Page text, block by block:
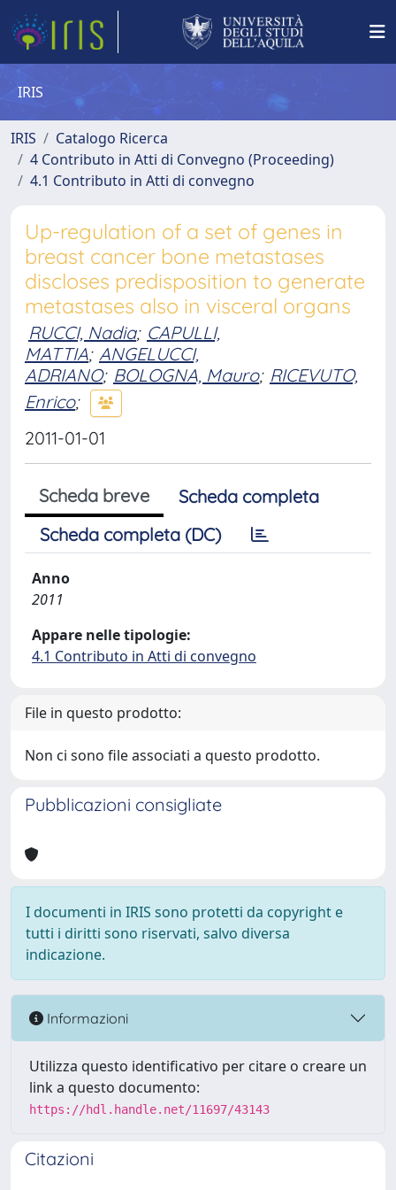
IRIS
IRIS
Catalogo Ricerca
4 Contributo in Atti di Convegno (Proceeding)
4.1 Contributo in Atti di convegno
Up-regulation of a set of genes in
breast cancer bone metastases
discloses predisposition to generate
metastases also in visceral organs
RUCCI, Nadia; CAPULLI,
MATTIA; ANGELUCCI,
ADRIANO; BOLOGNA, Mauro; RICEVUTO,
Enrico;
2011-01-01
Scheda breve
Scheda completa
Scheda completa (DC)
Anno
2011
Appare nelle tipologie:
4.1 Contributo in Atti di convegno
File in questo prodotto:
Non ci sono file associati a questo prodotto.
Pubblicazioni consigliate
I documenti in IRIS sono protetti da copyright e
tutti i diritti sono riservati, salvo diversa
indicazione.
Informazioni
Utilizza questo identificativo per citare o creare un
link a questo documento:
https://hdl.handle.net/11697/43143
Citazioni